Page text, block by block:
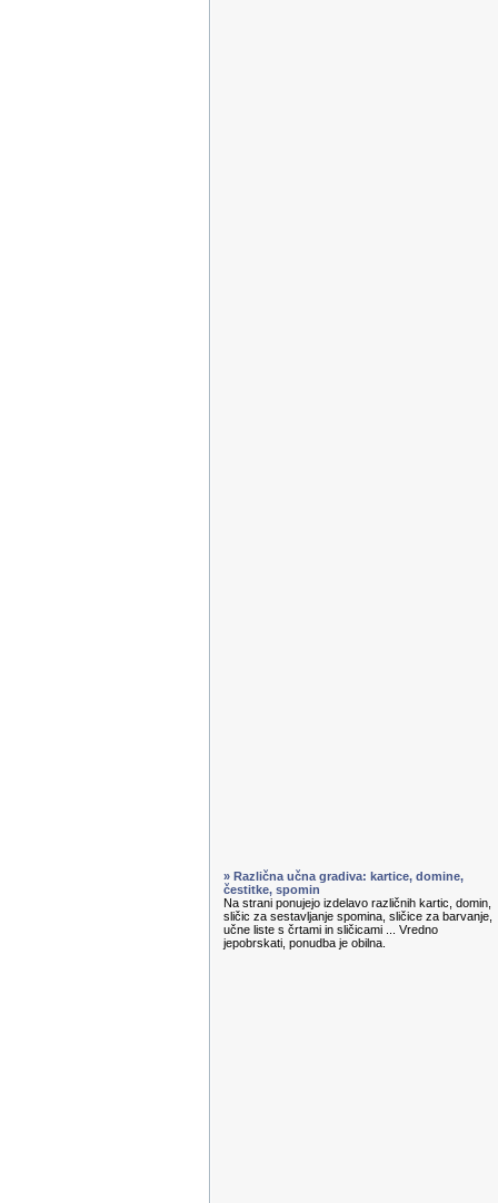
» Različna učna gradiva: kartice, domine,
čestitke, spomin
Na strani ponujejo izdelavo različnih kartic, domin,
sličic za sestavljanje spomina, sličice za barvanje,
učne liste s črtami in sličicami ... Vredno
jepobrskati, ponudba je obilna.